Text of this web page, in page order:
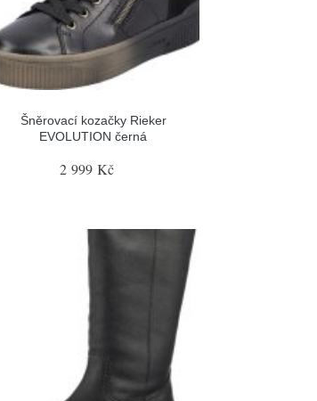
Šněrovací kozačky Rieker
EVOLUTION černá
2 999 Kč